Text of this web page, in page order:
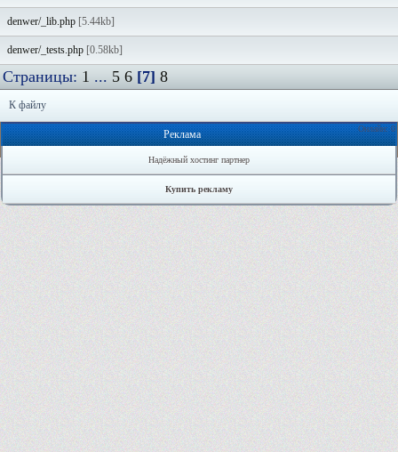
denwer/_lib.php [5.44kb]
denwer/_tests.php [0.58kb]
Страницы: 1 ... 5 6 [7] 8
К файлу
Онлайн: 0
Реклама
Надёжный хостинг партнер
Купить рекламу